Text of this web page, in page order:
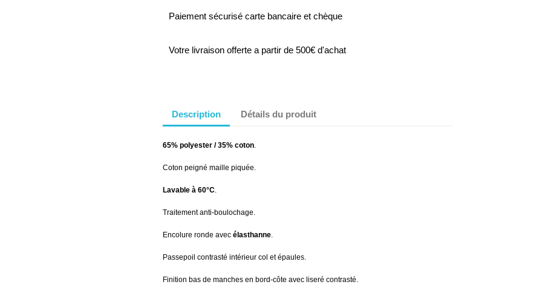
Paiement sécurisé carte bancaire et chèque
Votre livraison offerte a partir de 500€ d'achat
Description Détails du produit
65% polyester / 35% coton.
Coton peigné maille piquée.
Lavable à 60°C.
Traitement anti-boulochage.
Encolure ronde avec élasthanne.
Passepoil contrasté intérieur col et épaules.
Finition bas de manches en bord-côte avec liseré contrasté.